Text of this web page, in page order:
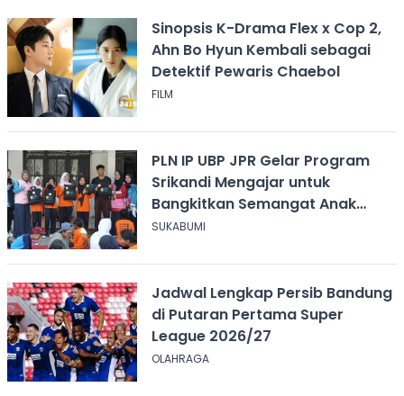
Sinopsis K-Drama Flex x Cop 2,
Ahn Bo Hyun Kembali sebagai
Detektif Pewaris Chaebol
FILM
PLN IP UBP JPR Gelar Program
Srikandi Mengajar untuk
Bangkitkan Semangat Anak
Berkebutuhan Khusus
SUKABUMI
Jadwal Lengkap Persib Bandung
di Putaran Pertama Super
League 2026/27
OLAHRAGA